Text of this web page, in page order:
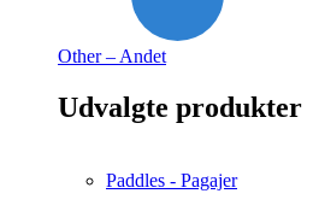
Other – Andet
Udvalgte produkter
Paddles - Pagajer